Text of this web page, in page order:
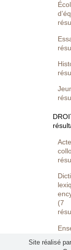
(7
(18
Site réalisé